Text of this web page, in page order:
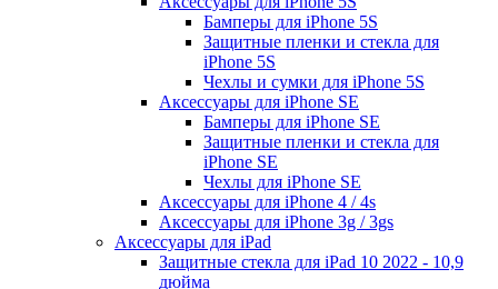
Бамперы для iPhone 5S
Защитные пленки и стекла для
iPhone 5S
Чехлы и сумки для iPhone 5S
Аксессуары для iPhone SE
Бамперы для iPhone SE
Защитные пленки и стекла для
iPhone SE
Чехлы для iPhone SE
Аксессуары для iPhone 4 / 4s
Аксессуары для iPhone 3g / 3gs
Аксессуары для iPad
Защитные стекла для iPad 10 2022 - 10,9
дюйма